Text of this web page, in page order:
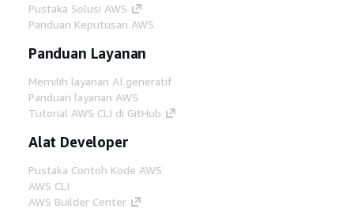
Pustaka Solusi AWS
Panduan Keputusan AWS
Panduan Layanan
Memilih layanan AI generatif
Panduan layanan AWS
Tutorial AWS CLI di GitHub
Alat Developer
Pustaka Contoh Kode AWS
AWS CLI
AWS Builder Center